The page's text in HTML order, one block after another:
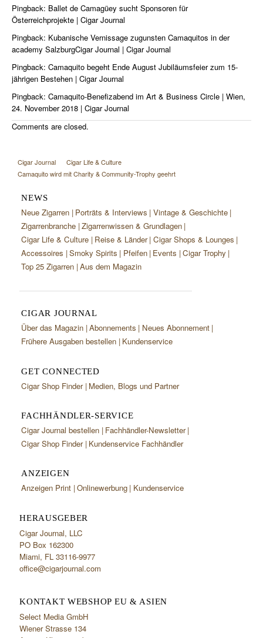
Pingback: Ballet de Camagüey sucht Sponsoren für
Österreichprojekte | Cigar Journal
Pingback: Kubanische Vernissage zugunsten Camaquitos in der
academy SalzburgCigar Journal | Cigar Journal
Pingback: Camaquito begeht Ende August Jubiläumsfeier zum 15-
jährigen Bestehen | Cigar Journal
Pingback: Camaquito-Benefizabend im Art & Business Circle | Wien,
24. November 2018 | Cigar Journal
Comments are closed.
Cigar Journal
Cigar Life & Culture
Camaquito wird mit Charity & Community-Trophy geehrt
NEWS
Neue Zigarren Porträts & Interviews Vintage & Geschichte
Zigarrenbranche Zigarrenwissen & Grundlagen
Cigar Life & Culture Reise & Länder Cigar Shops & Lounges
Accessoires Smoky Spirits Pfeifen Events Cigar Trophy
Top 25 Zigarren Aus dem Magazin
CIGAR JOURNAL
Über das Magazin Abonnements
Neues Abonnement
Frühere Ausgaben bestellen Kundenservice
GET CONNECTED
Cigar Shop Finder Medien, Blogs und Partner
FACHHÄNDLER-SERVICE
Cigar Journal bestellen Fachhändler-Newsletter
Cigar Shop Finder Kundenservice Fachhändler
ANZEIGEN
Anzeigen Print Onlinewerbung Kundenservice
HERAUSGEBER
Cigar Journal, LLC
PO Box 162300
Miami, FL 33116-9977
office@cigarjournal.com
KONTAKT WEBSHOP EU & ASIEN
Select Media GmbH
Wiener Strasse 134